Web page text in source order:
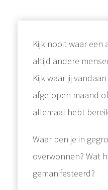
Kijk nooit waar een
altijd andere
Kijk waar jij
afgelopen maand
allemaal hebt
⁠Waar ben je in
overwonnen? Wat
gemanifesteerd?⁠